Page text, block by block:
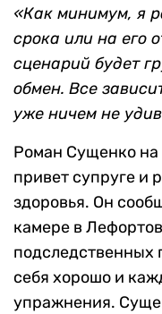
«Как минимум, я
срока или на его
сценарий будет
обмен. Все
уже ничем не
Роман Сущенко на
привет супруге и
здоровья. Он
камере в
подследственных
себя хорошо и
упражнения.